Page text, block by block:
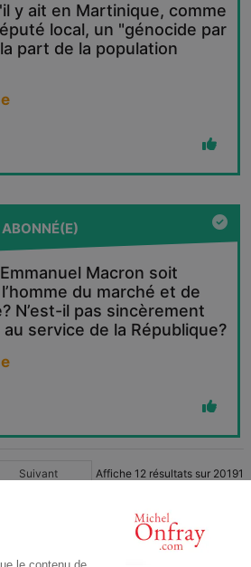
y ait en Martinique, comme
local, un "génocide par
part de la population
ABONNÉ(E)
Macron soit
du marché et de
N’est-il pas sincèrement
au service de la République?
Suivant Affiche 12 résultats sur 20191